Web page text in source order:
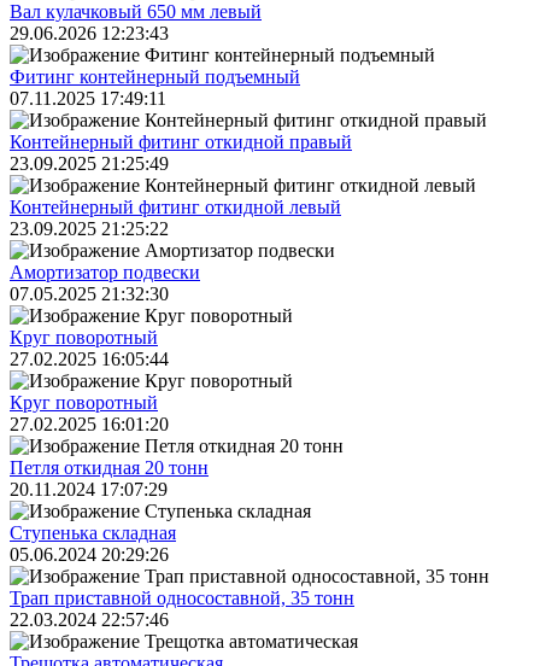
Вал кулачковый 650 мм левый
29.06.2026 12:23:43
Фитинг контейнерный подъемный
07.11.2025 17:49:11
Контейнерный фитинг откидной правый
23.09.2025 21:25:49
Контейнерный фитинг откидной левый
23.09.2025 21:25:22
Амортизатор подвески
07.05.2025 21:32:30
Круг поворотный
27.02.2025 16:05:44
Круг поворотный
27.02.2025 16:01:20
Петля откидная 20 тонн
20.11.2024 17:07:29
Ступенька складная
05.06.2024 20:29:26
Трап приставной односоставной, 35 тонн
22.03.2024 22:57:46